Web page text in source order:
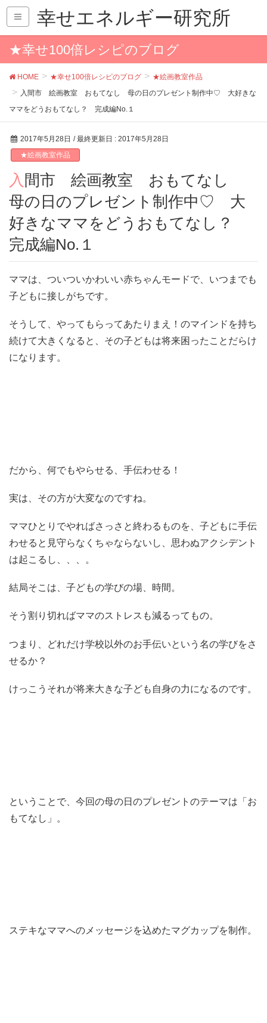
幸せエネルギー研究所
★幸せ100倍レシピのブログ
HOME ★幸せ100倍レシピのブログ
★絵画教室作品
入間市 絵画教室 おもてなし 母の日のプレゼント制作中♡ 大好きな
ママをどうおもてなし？ 完成編No.１
2017年5月28日 / 最終更新日 : 2017年5月28日
★絵画教室作品
入間市 絵画教室 おもてなし
母の日のプレゼント制作中♡ 大
好きなママをどうおもてなし？
完成編No.１
ママは、ついついかわいい赤ちゃんモードで、いつまでも
子どもに接しがちです。
そうして、やってもらってあたりまえ！のマインドを持ち
続けて大きくなると、その子どもは将来困ったことだらけ
になります。
だから、何でもやらせる、手伝わせる！
実は、その方が大変なのですね。
ママひとりでやればさっさと終わるものを、子どもに手伝
わせると見守らなくちゃならないし、思わぬアクシデント
は起こるし、、、。
結局そこは、子どもの学びの場、時間。
そう割り切ればママのストレスも減るってもの。
つまり、どれだけ学校以外のお手伝いという名の学びをさ
せるか？
けっこうそれが将来大きな子ども自身の力になるのです。
ということで、今回の母の日のプレゼントのテーマは「お
もてなし」。
ステキなママへのメッセージを込めたマグカップを制作。